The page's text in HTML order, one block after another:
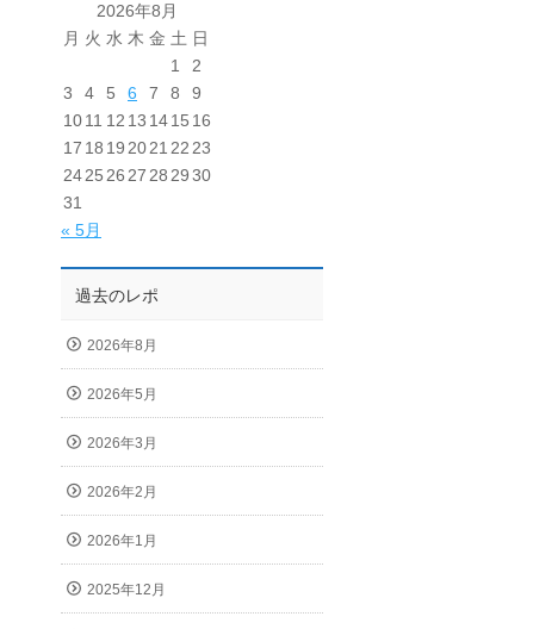
2026年8月
月 火 水 木 金 土 日
1
2
3
4 5 6 7 8
9
1011 12 13 1415 16
17 18 19 2021 22 23
2425 26 27 28 2930
31
« 5月
過去のレポ
2026年8月
2026年5月
2026年3月
2026年2月
2026年1月
2025年12月